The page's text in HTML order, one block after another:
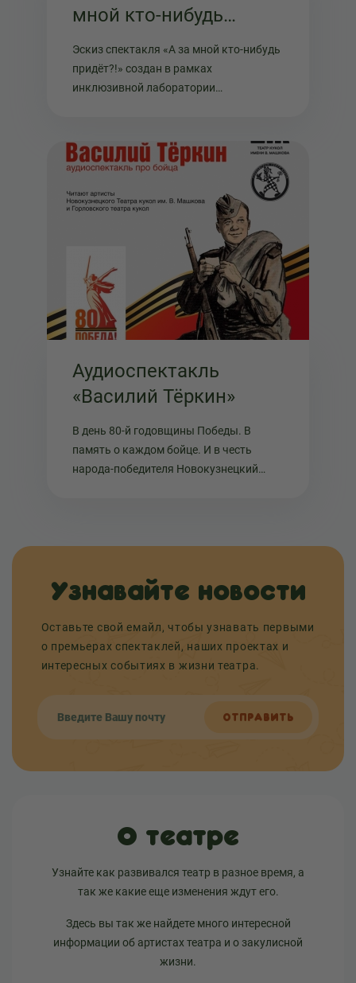
мной кто-нибудь
придёт?!»
Эскиз спектакля «А за мной кто-нибудь
придёт?!» создан в рамках
инклюзивной лаборатории
отделения Союза театральных деятелей
РФ и Новокузнецкого театра кукол
Аудиоспектакль
«Василий Тёркин»
В день 80-й годовщины Победы. В
память о каждом бойце. И в честь
народа-победителя Новокузнецкий
произведению А...
Узнавайте новости
Оставьте свой емайл, чтобы узнавать первыми
о премьерах спектаклей, наших проектах и
интересных событиях в жизни театра.
ОТПРАВИТЬ
О театре
Узнайте как развивался театр в разное время, а
так же какие еще изменения ждут его.
Здесь вы так же найдете много интересной
информации об артистах театра и о закулисной
жизни.